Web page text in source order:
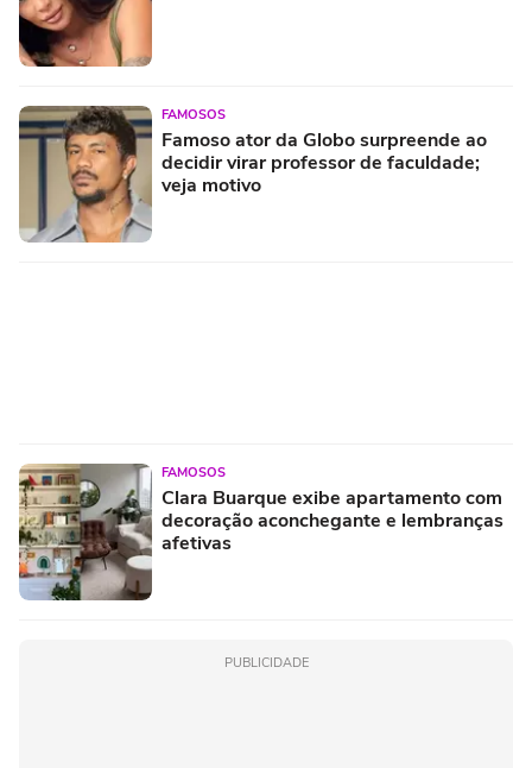
FAMOSOS
Famoso ator da Globo surpreende ao
decidir virar professor de faculdade;
veja motivo
FAMOSOS
Clara Buarque exibe apartamento com
decoração aconchegante e lembranças
afetivas
PUBLICIDADE